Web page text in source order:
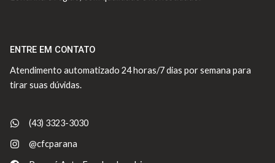
ENTRE EM CONTATO
Atendimento automatizado 24 horas/7 dias por semana para
tirar suas dúvidas.
(43) 3323-3030
@cfcparana